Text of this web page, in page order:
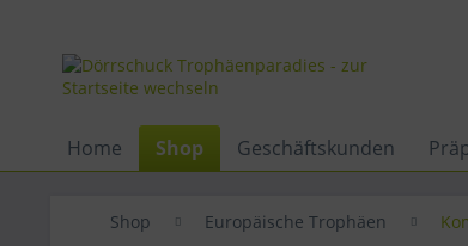
Home Shop Geschäftskunden
Shop Europäische Trophäen